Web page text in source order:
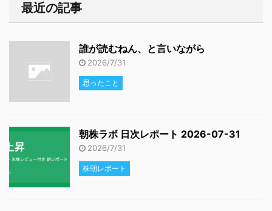
最近の記事
誰が読むねん、と言いながら
2026/7/31
思ったこと
朝株ラボ 日次レポート 2026-07-31
2026/7/31
株朝レポート